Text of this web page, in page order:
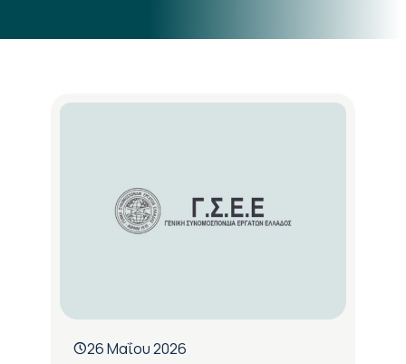
26 Μαΐου 2026